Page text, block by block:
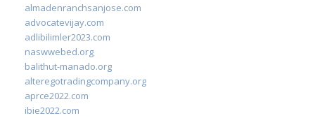
almadenranchsanjose.com
advocatevijay.com
adlibilimler2023.com
naswwebed.org
balithut-manado.org
alteregotradingcompany.org
aprce2022.com
ibie2022.com